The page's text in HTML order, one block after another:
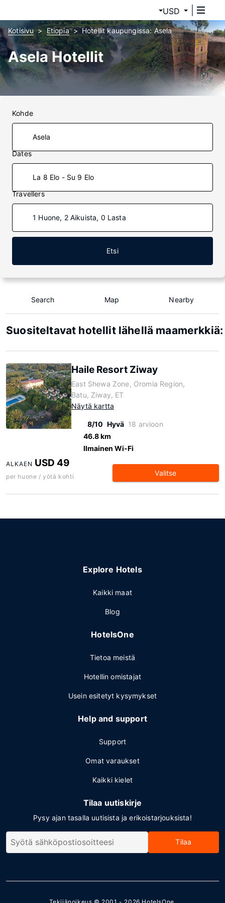
USD
Kotisivu Etiopia Hotellit kaupungissa: Asela
Asela Hotellit
Kohde
Dates
La 8 Elo - Su 9 Elo
Travellers
1 Huone, 2 Aikuista, 0 Lasta
Etsi
Search Map Nearby
Suositeltavat hotellit lähellä
Haile Resort Ziway
East Shewa Zone, Oromia Region,
Batu, Ziway, ET
Näytä kartta
8/10 Hyvä 18 arvioon
46.8 km
Ilmainen Wi-Fi
ALKAEN USD 49
per huone / yötä kohti Valitse
Explore Hotels
Kaikki maat
Blog
HotelsOne
Tietoa meistä
Hotellin omistajat
Usein esitetyt kysymykset
Help and support
Support
Omat varaukset
Kaikki kielet
Tilaa uutiskirje
Pysy ajan tasalla uutisista ja erikoistarjouksista!
Tilaa